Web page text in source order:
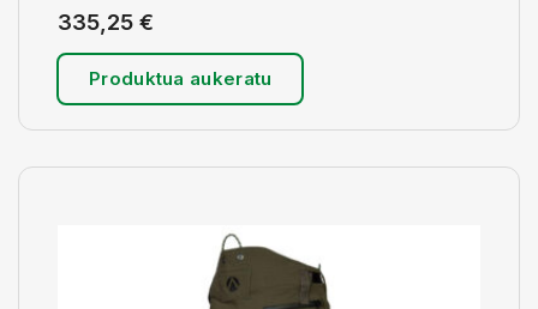
335,25 €
Produktua aukeratu